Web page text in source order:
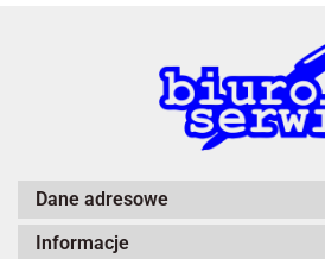
A4 Tech
Dane adresowe
Informacje